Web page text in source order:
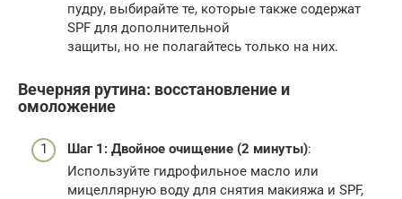
пудру, выбирайте те, которые также содержат
SPF для дополнительной
защиты, но не полагайтесь только на них.
Вечерняя рутина: восстановление и
омоложение
Шаг 1: Двойное очищение (2 минуты):
Используйте гидрофильное масло или
мицеллярную воду для снятия макияжа и SPF,